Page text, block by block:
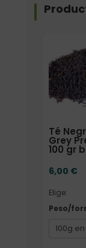
Té
Grey
100 gr
6,00 €
Elige:
Peso/
Elige: